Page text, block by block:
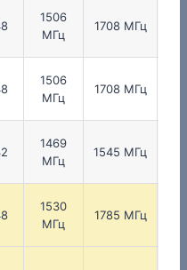
1506
МГц
1708 МГц
1506
МГц
1708 МГц
1469
МГц
1545 МГц
1530
МГц
1785 МГц